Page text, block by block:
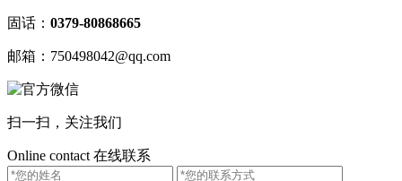
固话： 0379-80868665
邮箱：750498042@qq.com
扫一扫，关注我们
Online contact 在线联系